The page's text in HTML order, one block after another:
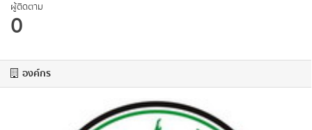
ผู้ติดตาม
0
องค์กร